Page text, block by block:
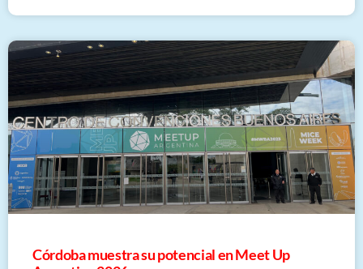
Córdoba muestra su potencial en Meet Up